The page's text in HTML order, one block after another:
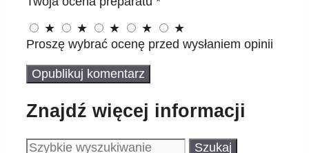
★
★ ★ ★
★
Proszę wybrać ocenę przed wysłaniem opinii
Znajdź więcej informacji
Szukaj: